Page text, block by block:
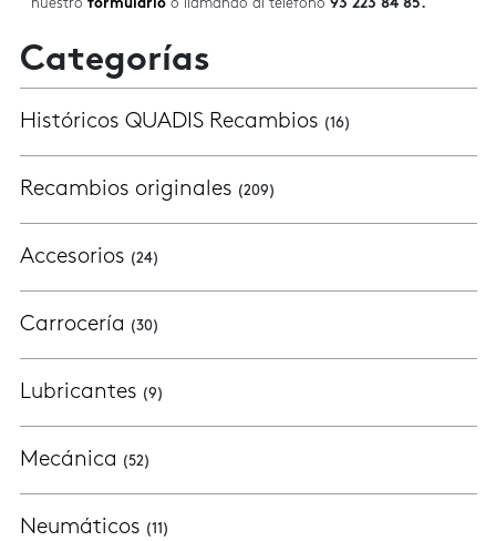
Categorías
Históricos QUADIS Recambios (16)
Recambios originales (209)
Accesorios (24)
Carrocería (30)
Lubricantes (9)
Mecánica (52)
Neumáticos (11)
nuestro formularioo llamando al teléfono 93 223 84 85.